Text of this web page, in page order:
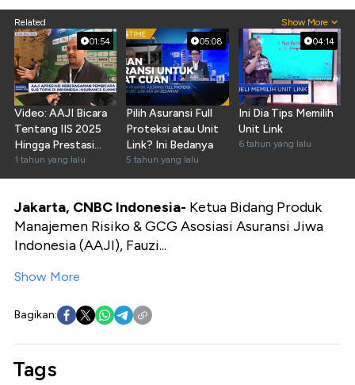
Related Show More
01:54
Video: AAJI Bicara
Tentang IIS 2025
Hingga Prestasi
Kinerja Q1-2025
1 tahun yang lalu
05:08
Pilih Asuransi Full
Proteksi atau Unit
Link? Ini Bedanya
5 tahun yang lalu
04:14
Ini Dia Tips Memilih
Unit Link
6 tahun yang lalu
Jakarta, CNBC Indonesia- Ketua Bidang Produk
Manajemen Risiko & GCG Asosiasi Asuransi Jiwa
Indonesia (AAJI), Fauzi...
Show More
Bagikan:
Tags